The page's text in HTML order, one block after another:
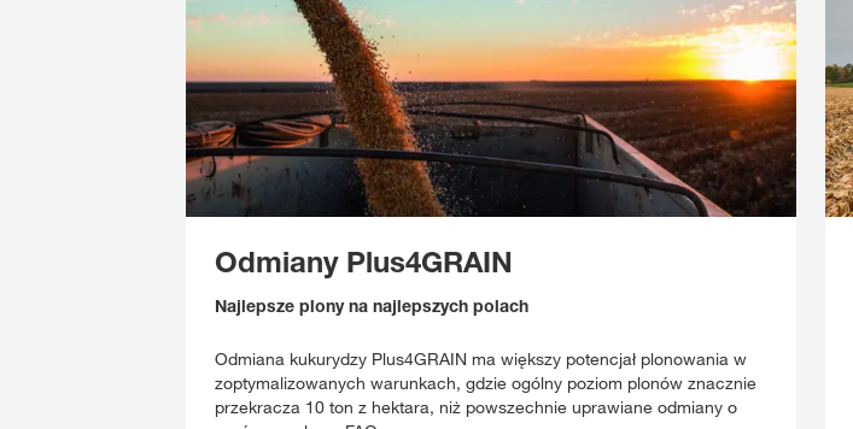
Odmiany Plus4GRAIN
Najlepsze plony na najlepszych polach
Odmiana kukurydzy Plus4GRAIN ma większy potencjał plonowania w
zoptymalizowanych warunkach, gdzie ogólny poziom plonów znacznie
przekracza 10 ton z hektara, niż powszechnie uprawiane odmiany o